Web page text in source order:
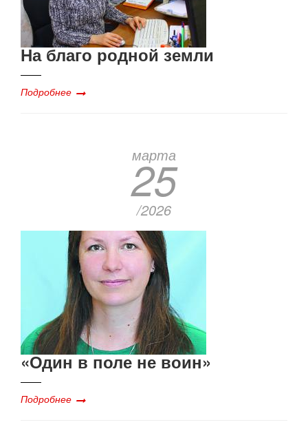
На благо родной земли
Подробнее
марта
25
/2026
«Один в поле не воин»
Подробнее